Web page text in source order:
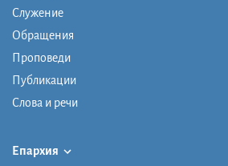
Служение
Обращения
Проповеди
Публикации
Слова и речи
Епархия